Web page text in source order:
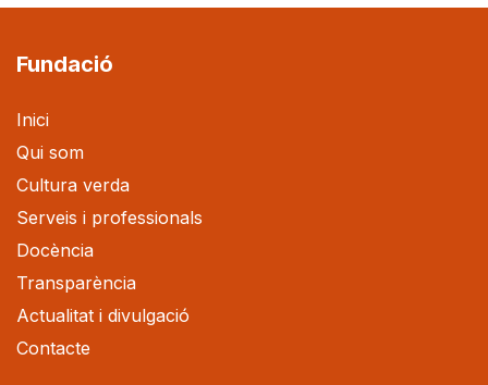
Fundació
Inici
Qui som
Cultura verda
Serveis i professionals
Docència
Transparència
Actualitat i divulgació
Contacte